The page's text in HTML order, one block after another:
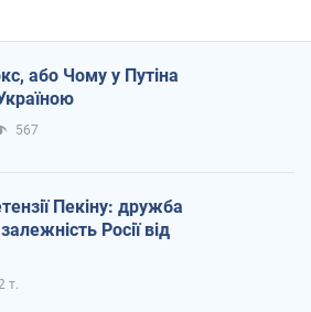
або Чому у Путіна
567
Пекіну: дружба
Росії від
т.